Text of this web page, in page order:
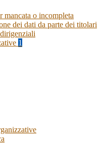
mancata o incompleta
dei dati da parte dei titolari
1